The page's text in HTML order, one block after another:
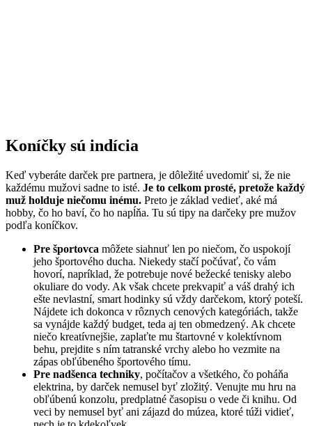
Koníčky sú indícia
Keď vyberáte darček pre partnera, je dôležité uvedomiť si, že nie
každému mužovi sadne to isté. Je to celkom prosté, pretože každý
muž holduje niečomu inému. Preto je základ vedieť, aké má
hobby, čo ho baví, čo ho napĺňa. Tu sú tipy na darčeky pre mužov
podľa koníčkov.
Pre športovca môžete siahnuť len po niečom, čo uspokojí
jeho športového ducha. Niekedy stačí počúvať, čo vám
hovorí, napríklad, že potrebuje nové bežecké tenisky alebo
okuliare do vody. Ak však chcete prekvapiť a váš drahý ich
ešte nevlastní, smart hodinky sú vždy darčekom, ktorý poteší.
Nájdete ich dokonca v rôznych cenových kategóriách, takže
sa vynájde každý budget, teda aj ten obmedzený. Ak chcete
niečo kreatívnejšie, zaplaťte mu štartovné v kolektívnom
behu, prejdite s ním tatranské vrchy alebo ho vezmite na
zápas obľúbeného športového tímu.
Pre nadšenca techniky, počítačov a všetkého, čo poháňa
elektrina, by darček nemusel byť zložitý. Venujte mu hru na
obľúbenú konzolu, predplatné časopisu o vede či knihu. Od
veci by nemusel byť ani zájazd do múzea, ktoré túži vidieť,